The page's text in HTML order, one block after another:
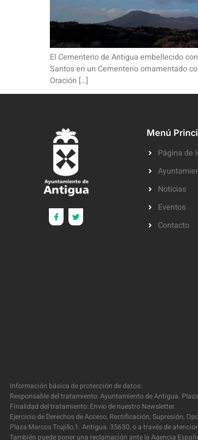
El Cementerio de Antigua embellecido
Santos en un Cementerio ornamentado
Oración […]
Menú
Página de
Noticias
Eventos
Contacto
Información básica de protección de datos:
Responsable del tratamiento: Ayuntamiento de Antigua.
Finalidad del tratamiento: Envío de nuestro Newsletter.
Ejercicio de Derechos de Acceso, Rectificación, Supresión,
Plaza Marcos Trujillo,1. Antigua. 35630, o a través de
También puede poner una reclamación ante la Agencia